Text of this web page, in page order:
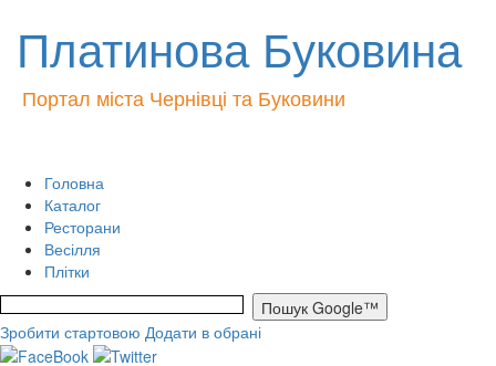
Платинова Буковина
Портал міста Чернівці та Буковини
Головна
Каталог
Ресторани
Весілля
Плітки
Зробити стартовою Додати в обрані